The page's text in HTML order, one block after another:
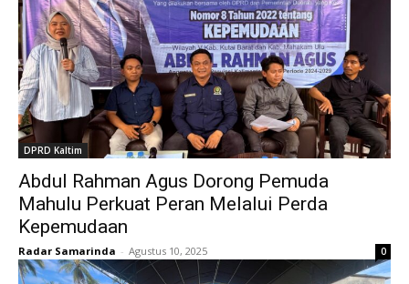
DPRD Kaltim
Abdul Rahman Agus Dorong Pemuda
Mahulu Perkuat Peran Melalui Perda
Kepemudaan
Radar Samarinda - Agustus 10, 2025 0